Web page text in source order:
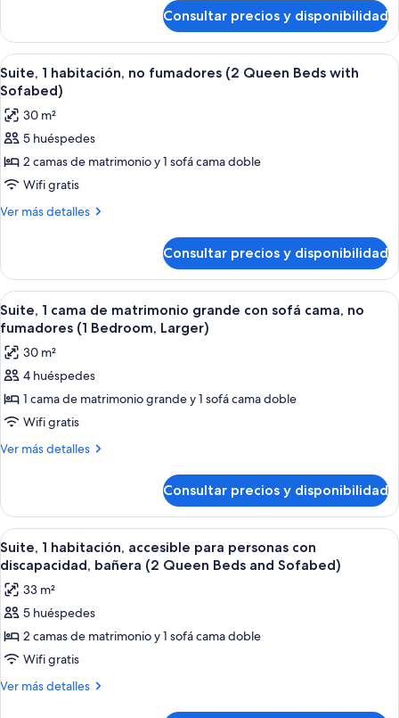
King
Suite
One
Bedroom
King
Suite
Consultar precios y disponibilidad
Abrir
todas
las
fotos
de
Suite,
1
habitación,
(2
Queen
Beds
with
Sofabed)
Habitación de hotel con dos camas,
6
Suite, 1 habitación, no fumadores (2 Queen Beds with
Sofabed)
30 m²
5 huéspedes
2 camas de matrimonio y 1 sofá cama doble
Wifi gratis
Ver más detalles
Más
1
habitación,
no
fumadores
Queen
Beds
Sofabed)
Consultar precios y disponibilidad
Abrir
todas
las
fotos
de
Suite,
1
cama
grande
con
sofá
cama,
no
fumadores
(1
Bedroom,
Larger)
Una habitación de hotel con una
5
Suite, 1 cama de matrimonio grande con sofá cama, no
fumadores (1 Bedroom, Larger)
30 m²
4 huéspedes
1 cama de matrimonio grande y 1 sofá cama doble
Wifi gratis
Ver más detalles
Más
1
cama
de
matrimonio
grande
con
sofá
no
fumadores
Bedroom,
Consultar precios y disponibilidad
Abrir
todas
las
fotos
de
Suite,
1
habitación,
Una habitación de hotel con sofá,
5
Suite, 1 habitación, accesible para personas con
discapacidad, bañera (2 Queen Beds and Sofabed)
33 m²
5 huéspedes
2 camas de matrimonio y 1 sofá cama doble
Wifi gratis
Ver más detalles
Más